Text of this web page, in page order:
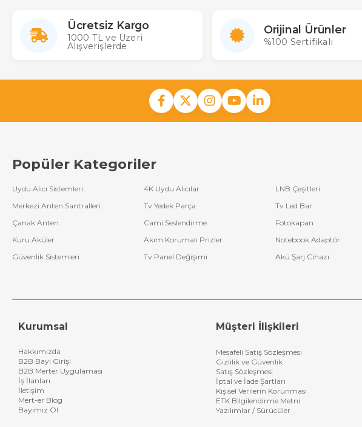
Ücretsiz Kargo
1000 TL ve Üzeri
Alışverişlerde
Orijinal Ürünler
%100 Sertifikalı
Popüler Kategoriler
Uydu Alıcı Sistemleri 4K Uydu Alıcılar LNB Çeşitleri
Merkezi Anten Santralleri
Tv Yedek Parça Tv Led Bar
Çanak Anten
Cami Seslendirme Fotokapan
Kuru Aküler
Akım Korumalı Prizler Notebook Adaptör
Güvenlik Sistemleri
Tv Panel Değişimi Akü Şarj Cihazı
Kurumsal
Hakkımızda
B2B Bayi Girişi
B2B Merter Uygulaması
İş İlanları
İletişim
Mert-er Blog
Bayimiz Ol
Müşteri İlişkileri
Mesafeli Satış Sözleşmesi
Gizlilik ve Güvenlik
Satış Sözleşmesi
İptal ve İade Şartları
Kişisel Verilerin Korunması
ETK Bilgilendirme Metni
Yazılımlar / Sürücüler